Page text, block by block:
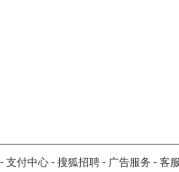
- 支付中心 - 搜狐招聘 - 广告服务 - 客